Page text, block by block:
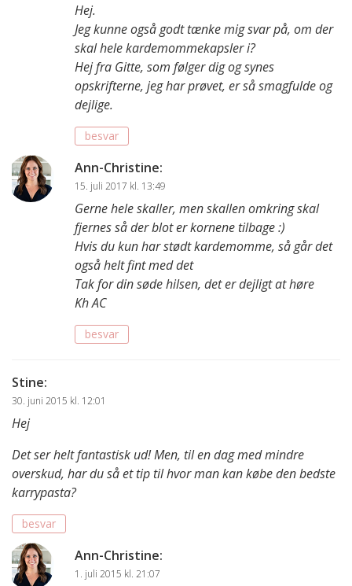
Hej.
Jeg kunne også godt tænke mig svar på, om der
skal hele kardemommekapsler i?
Hej fra Gitte, som følger dig og synes
opskrifterne, jeg har prøvet, er så smagfulde og
dejlige.
besvar
Ann-Christine:
15. juli 2017 kl. 13:49
Gerne hele skaller, men skallen omkring skal
fjernes så der blot er kornene tilbage :)
Hvis du kun har stødt kardemomme, så går det
også helt fint med det
Tak for din søde hilsen, det er dejligt at høre
Kh AC
besvar
Stine:
30. juni 2015 kl. 12:01
Hej
Det ser helt fantastisk ud! Men, til en dag med mindre
overskud, har du så et tip til hvor man kan købe den bedste
karrypasta?
besvar
Ann-Christine:
1. juli 2015 kl. 21:07